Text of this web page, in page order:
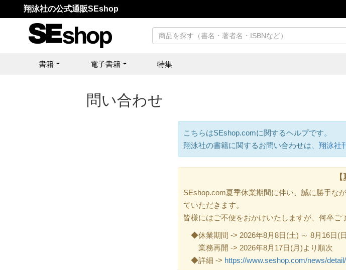
翔泳社の公式通販SEshop
書籍 電子書籍 特集
問い合わせ
こちらはSEshop.comに関するヘルプです。
翔泳社の書籍に関するお問い合わせは、 翔泳社
SEshop.com夏季休業期間に伴い、誠に勝手な
ていただきます。
皆様にはご不便をおかけいたしますが、何卒ご
◆休業期間 -> 2026年8月8日(土) ～ 8月16日(
業務再開 -> 2026年8月17日(月)より順次
◆詳細 -> https://www.seshop.com/news/